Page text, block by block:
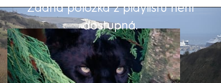
Žádná položka z playlistu není
dostupná.
Výběr redakce